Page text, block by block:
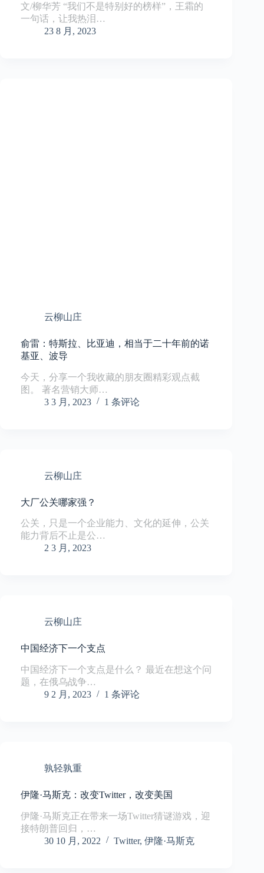
文/柳华芳 “我们不是特别好的榜样”，王霜的
一句话，让我热泪…
23 8 月, 2023
云柳山庄
俞雷：特斯拉、比亚迪，相当于二十年前的诺
基亚、波导
今天，分享一个我收藏的朋友圈精彩观点截
图。 著名营销大师…
3 3 月, 2023
1 条评论
云柳山庄
大厂公关哪家强？
公关，只是一个企业能力、文化的延伸，公关
能力背后不止是公…
2 3 月, 2023
云柳山庄
中国经济下一个支点
中国经济下一个支点是什么？ 最近在想这个问
题，在俄乌战争…
9 2 月, 2023
1 条评论
孰轻孰重
伊隆·马斯克：改变Twitter，改变美国
伊隆·马斯克正在带来一场Twitter猜谜游戏，迎
接特朗普回归，…
30 10 月, 2022
Twitter, 伊隆·马斯克